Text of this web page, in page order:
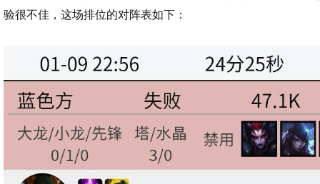
验很不佳，这场排位的对阵表如下：